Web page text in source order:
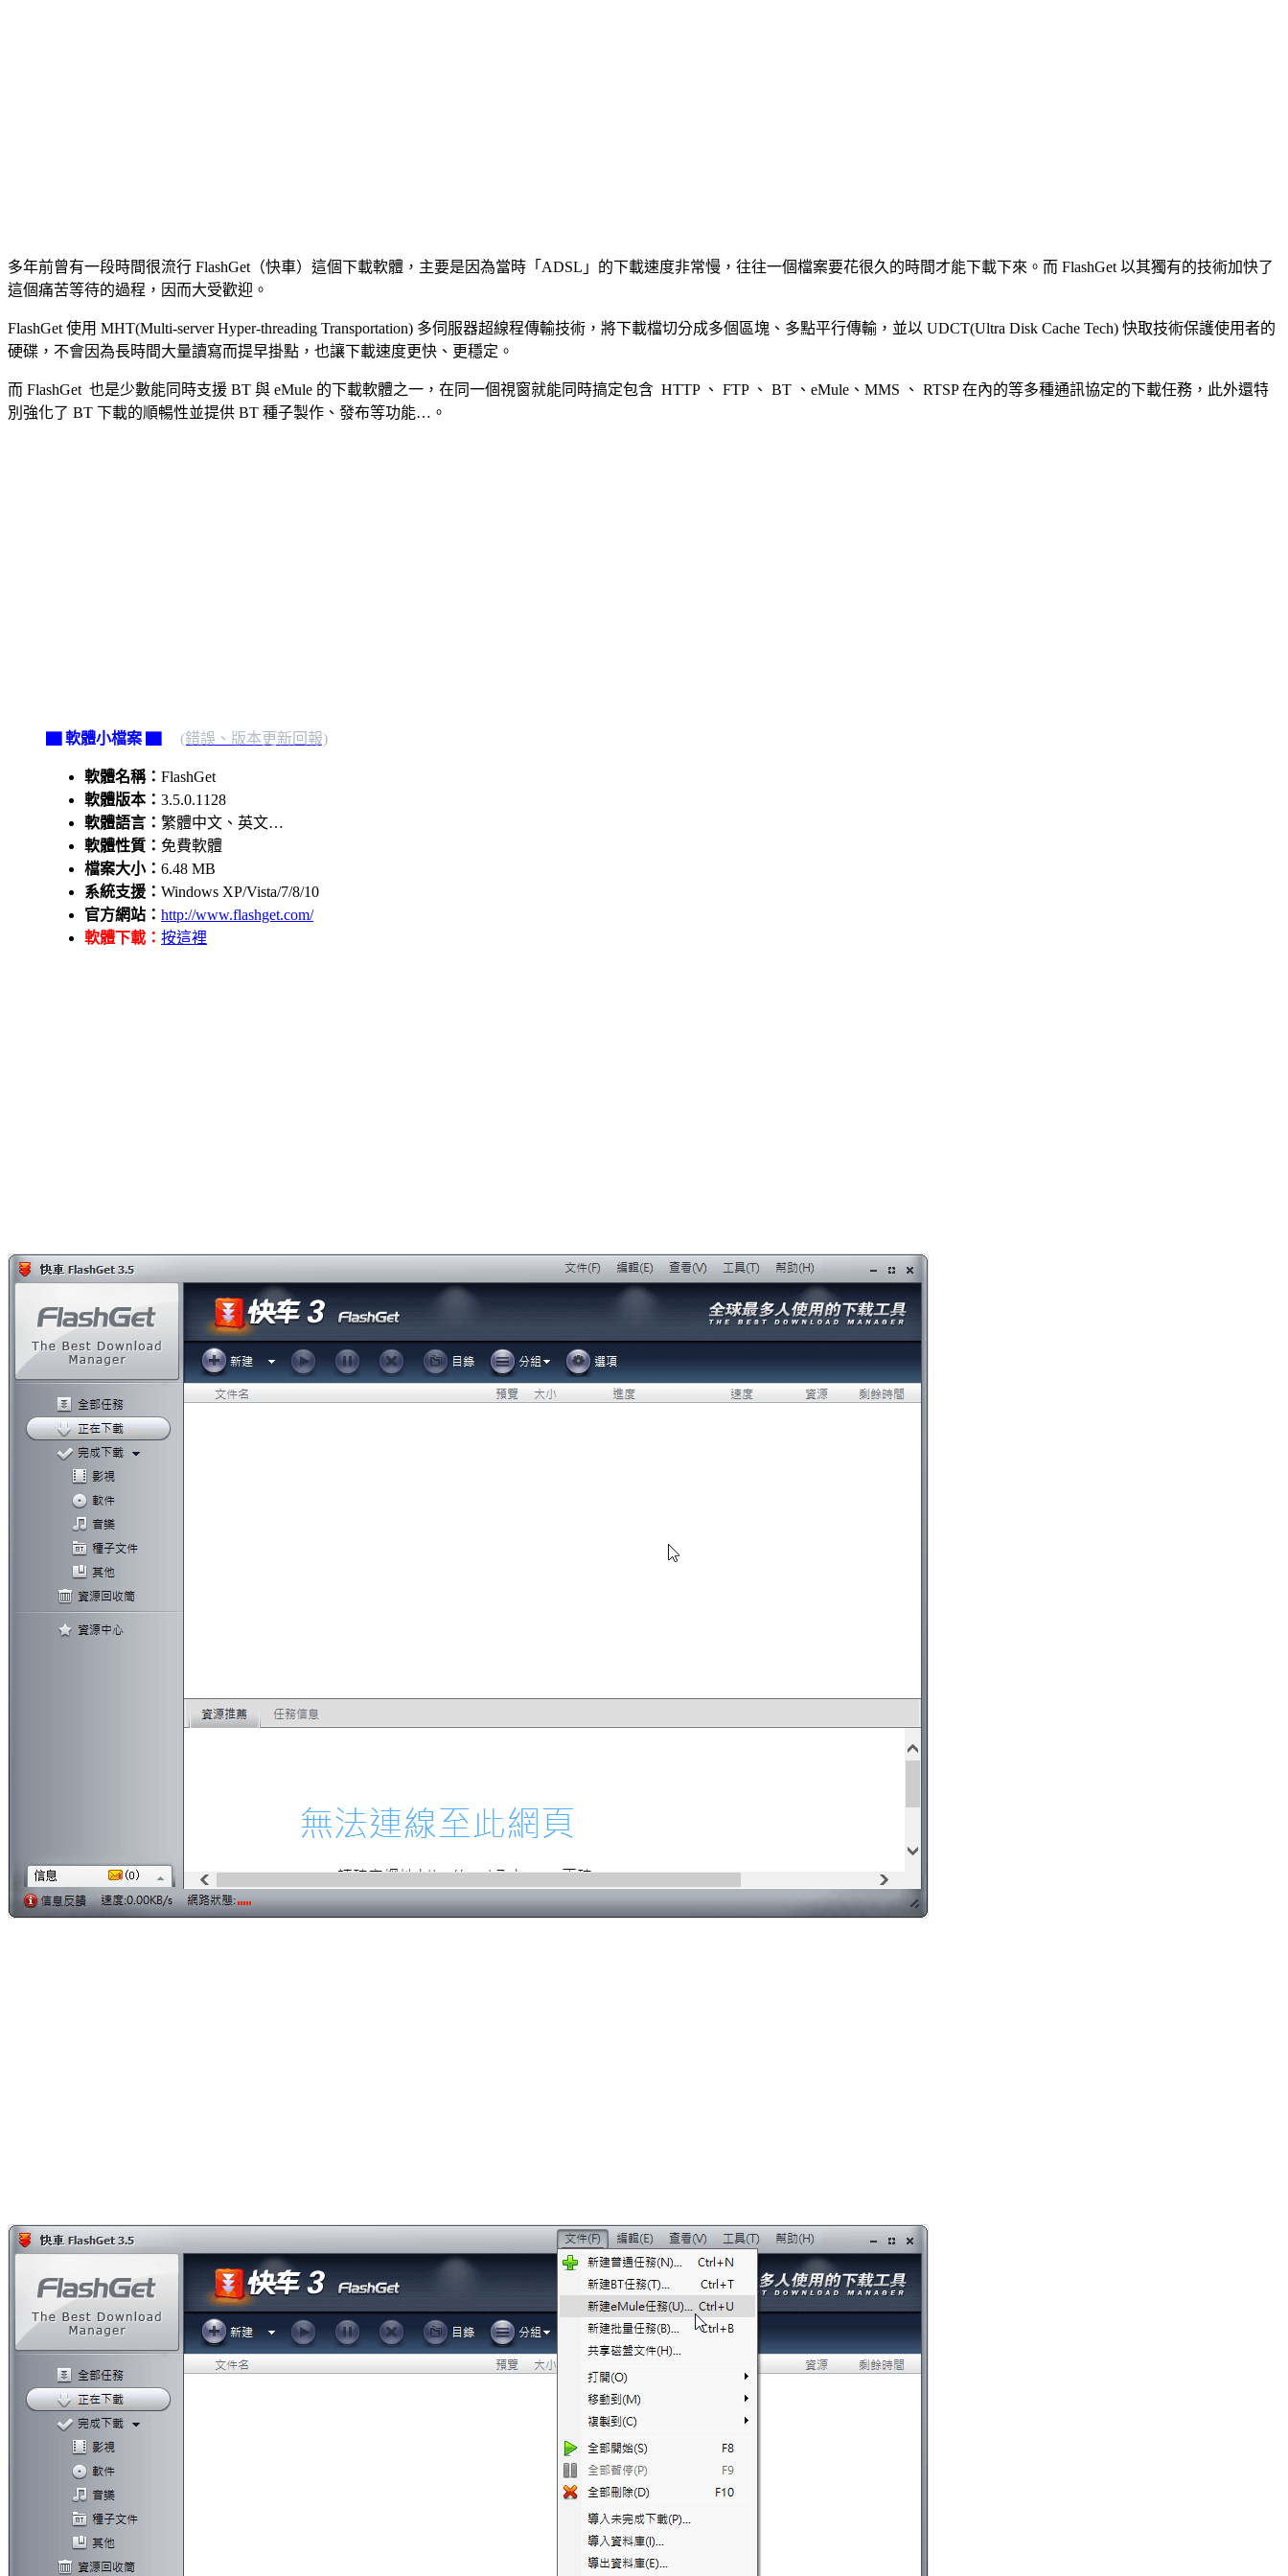
多年前曾有一段時間很流行 FlashGet（快車）這個下載軟體，主要是因為當時「ADSL」的下載速度非常慢，往往一個檔案要花很久的時間才能下載下來。而 FlashGet 以其獨有的技術加快了
這個痛苦等待的過程，因而大受歡迎。
FlashGet 使用 MHT(Multi-server Hyper-threading Transportation) 多伺服器超線程傳輸技術，將下載檔切分成多個區塊、多點平行傳輸，並以 UDCT(Ultra Disk Cache Tech) 快取技術保護使用者的
硬碟，不會因為長時間大量讀寫而提早掛點，也讓下載速度更快、更穩定。
而 FlashGet 也是少數能同時支援 BT 與 eMule 的下載軟體之一，在同一個視窗就能同時搞定包含 HTTP 、 FTP 、 BT 、eMule、MMS 、 RTSP 在內的等多種通訊協定的下載任務，此外還特
別強化了 BT 下載的順暢性並提供 BT 種子製作、發布等功能…。
▇ 軟體小檔案 ▇ (錯誤、版本更新回報)
軟體名稱： FlashGet
軟體版本： 3.5.0.1128
軟體語言： 繁體中文、英文…
軟體性質： 免費軟體
檔案大小： 6.48 MB
系統支援： Windows XP/Vista/7/8/10
官方網站： http://www.flashget.com/
軟體下載： 按這裡